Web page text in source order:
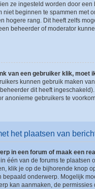
ze ingesteld worden door een
niet beginnen te spammen met
hogere rang. Dit heeft zelfs
beheerder of moderator
van een gebruiker klik, moet
kunnen gebruik maken
dit heeft
anonieme gebruikers te
het plaatsen van
in een forum of maak een
één van de forums te plaatsen
klik je op de bijhorende knop
bepaald onderwerp. Mogelijk
kan aanmaken, de permissies